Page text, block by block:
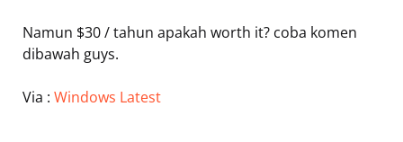
Namun $30 / tahun apakah worth it? coba komen
dibawah guys.
Via : Windows Latest